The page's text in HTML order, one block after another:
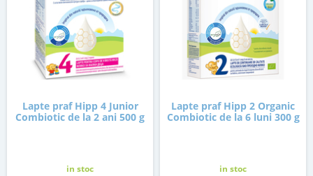
Lapte praf Hipp 4 Junior
Combiotic de la 2 ani 500 g
in stoc
Lapte praf Hipp 2 Organic
Combiotic de la 6 luni 300 g
in stoc